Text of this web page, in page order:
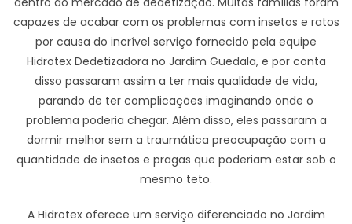
capazes de acabar com os problemas com insetos e ratos
por causa do incrível serviço fornecido pela equipe
Hidrotex Dedetizadora no Jardim Guedala, e por conta
disso passaram assim a ter mais qualidade de vida,
parando de ter complicações imaginando onde o
problema poderia chegar. Além disso, eles passaram a
dormir melhor sem a traumática preocupação com a
quantidade de insetos e pragas que poderiam estar sob o
mesmo teto.
A Hidrotex oferece um serviço diferenciado no Jardim